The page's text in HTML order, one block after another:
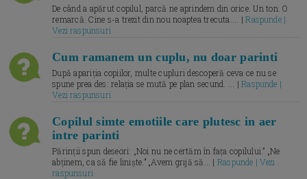
De când a apărut copilul, parcă ne aprindem din orice. Un ton. O
remarcă. Cine s-a trezit din nou noaptea trecuta.... |Raspunde |
Vezi raspunsuri
Cum ramanem un cuplu, nu doar parinti
După apariția copiilor, multe cupluri descoperă ceva ce nu se
spune prea des: relația se mută pe plan secund. ... |Raspunde |
Vezi raspunsuri
Copilul simte emotiile care plutesc in aer
intre parinti
Părinții spun deseori: „Noi nu ne certăm în fața copilului.” „Ne
abținem, ca să fie liniște.” „Avem grijă să... | Raspunde | Vezi
raspunsuri